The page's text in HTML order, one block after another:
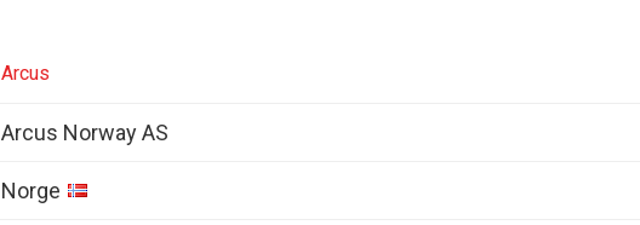
Arcus
Arcus Norway AS
Norge